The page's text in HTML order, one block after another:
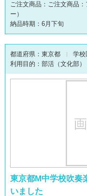
ご注文商品：ご注文商品
ー）
納品時期：6月下旬
都道府県： 東京都 学校
利用目的： 部活（文化部）
東京都M中学校吹奏
いました